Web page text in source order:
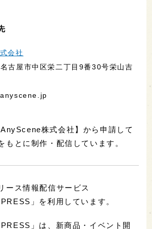
会社
古屋市中区栄二丁目9番30号栄山吉
株式会社】から申請して
もとに制作・配信しています。
ース情報配信サービス
」を利用しています。
」は、新商品・イベント開